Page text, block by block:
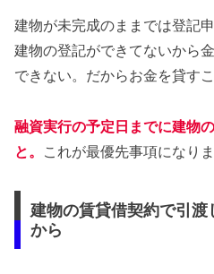
建物が未完成のままでは登記
建物の登記ができてないから
できない。だからお金を貸す
融資実行の予定日までに建物
と。
これが最優先事項になりま
建物の賃貸借契約で引渡
から